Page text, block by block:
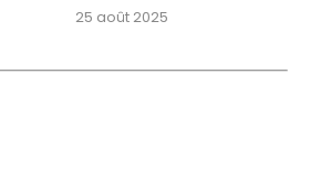
25 août 2025